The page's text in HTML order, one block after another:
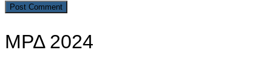
ΜΡΔ 2024